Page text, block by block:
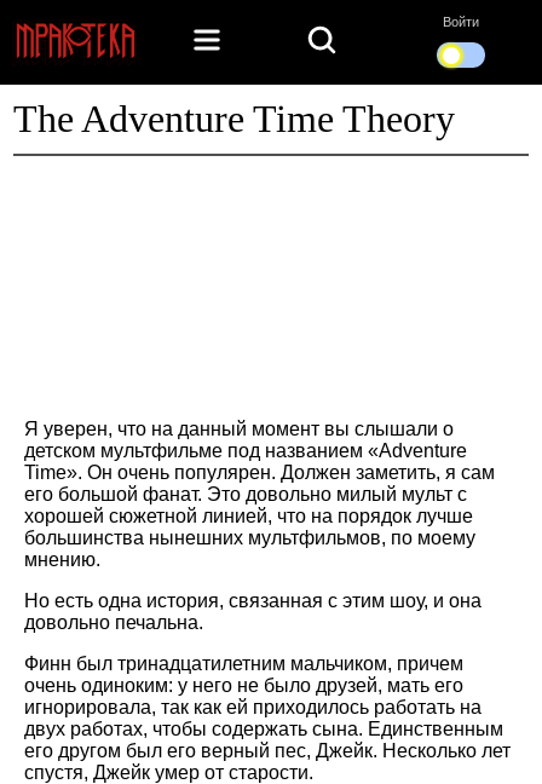
Войти
The Adventure Time Theory
Я уверен, что на данный момент вы слышали о
детском мультфильме под названием «Adventure
Time». Он очень популярен. Должен заметить, я сам
его большой фанат. Это довольно милый мульт с
хорошей сюжетной линией, что на порядок лучше
большинства нынешних мультфильмов, по моему
мнению.
Но есть одна история, связанная с этим шоу, и она
довольно печальна.
Финн был тринадцатилетним мальчиком, причем
очень одиноким: у него не было друзей, мать его
игнорировала, так как ей приходилось работать на
двух работах, чтобы содержать сына. Единственным
его другом был его верный пес, Джейк. Несколько лет
спустя, Джейк умер от старости.